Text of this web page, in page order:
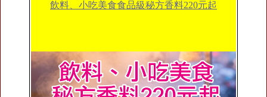
飲料、小吃美食食品級秘方香料220元起